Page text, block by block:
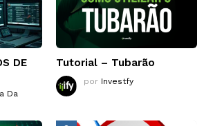
DE
Da
Tutorial – Tubarão
por Investfy